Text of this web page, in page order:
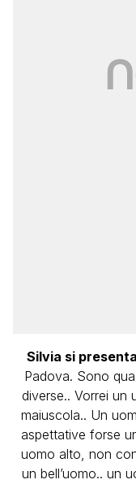
Silvia si presenta
Padova. Sono
diverse.. Vorrei un
maiuscola.. Un
aspettative forse
uomo alto, non
un bell’uomo.. un